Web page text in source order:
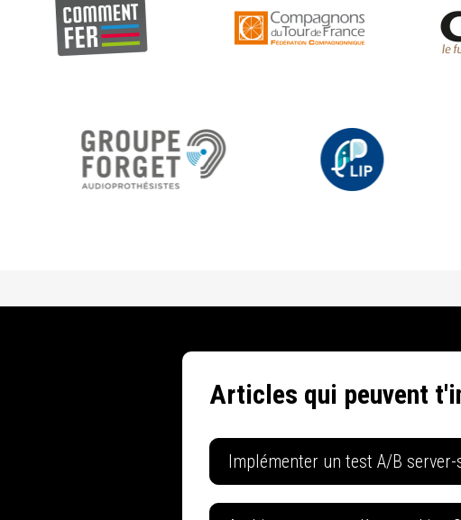
Articles qui peuvent
Implémenter un test A/B server-